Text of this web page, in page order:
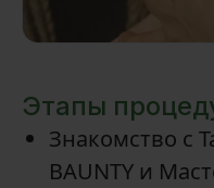
Этапы
Знакомство с
BAUNTY и